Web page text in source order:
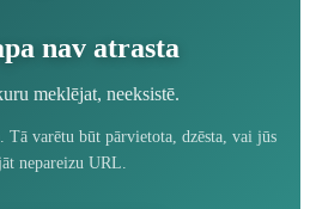
nav atrasta
meklējat, neeksistē.
Tā varētu būt pārvietota, dzēsta, vai jūs
nepareizu URL.